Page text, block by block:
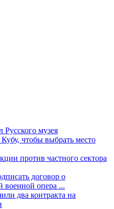
музея
чтобы выбрать место
против частного сектора
договор о
военной опера ...
два контракта на